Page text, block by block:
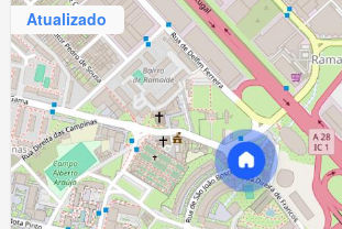
Atualizado